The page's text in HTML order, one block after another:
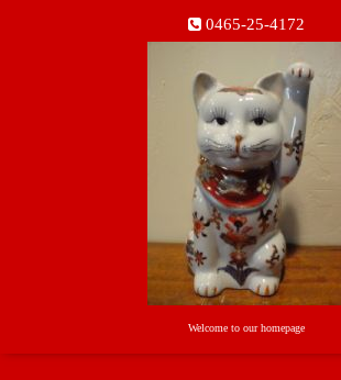
0465-25-4172
Welcome to our homepage